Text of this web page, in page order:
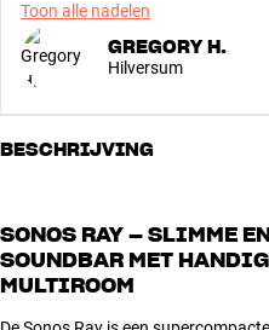
Toon alle nadelen
GREGORY H.
Hilversum
BESCHRIJVING
SONOS RAY – SLIMME
SOUNDBAR MET
MULTIROOM